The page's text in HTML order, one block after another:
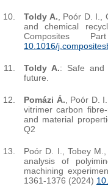
Toldy A. , Poór D.
and chemical
Composites
10.1016/
Toldy A.: Safe and
future.
Pomázi Á. , Poór D.
vitrimer carbon
and material
Q2
Poór D. I., Tobey
analysis of
machining
1361-1376 (2024)